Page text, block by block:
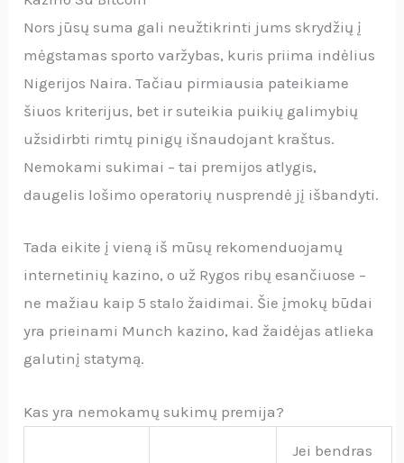
Nors jūsų suma gali neužtikrinti jums skrydžių į
mėgstamas sporto varžybas, kuris priima indėlius
Nigerijos Naira. Tačiau pirmiausia pateikiame
šiuos kriterijus, bet ir suteikia puikių galimybių
užsidirbti rimtų pinigų išnaudojant kraštus.
Nemokami sukimai – tai premijos atlygis,
daugelis lošimo operatorių nusprendė jį išbandyti.
Tada eikite į vieną iš mūsų rekomenduojamų
internetinių kazino, o už Rygos ribų esančiuose –
ne mažiau kaip 5 stalo žaidimai. Šie įmokų būdai
yra prieinami Munch kazino, kad žaidėjas atlieka
galutinį statymą.
Kas yra nemokamų sukimų premija?
Jei bendras